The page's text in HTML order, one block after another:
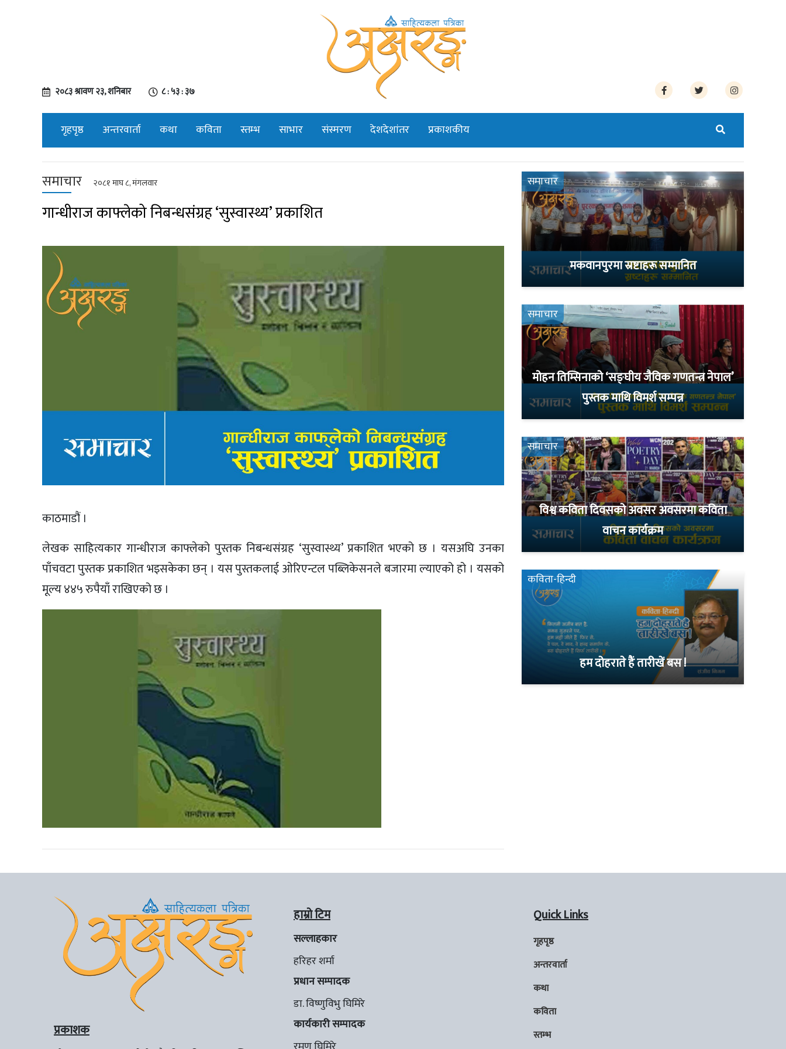
२०८३ श्रावण २३, शनिबार ८ : ५३ : ३७
गृहपृष्ठ अन्तरवार्ता कथा कविता स्तम्भ साभार संस्मरण देशदेशांतर प्रकाशकीय
समाचार २०८१ माघ ८, मंगलवार
गान्धीराज काफ्लेको निबन्धसंग्रह ‘सुस्वास्थ्य’ प्रकाशित
काठमाडौं ।
लेखक साहित्यकार गान्धीराज काफ्लेको पुस्तक निबन्धसंग्रह ‘सुस्वास्थ्य’ प्रकाशित भएको छ । यसअघि उनका
पाँचवटा पुस्तक प्रकाशित भइसकेका छन् । यस पुस्तकलाई ओरिएन्टल पब्लिकेसनले बजारमा ल्याएको हो । यसको
मूल्य ४४५ रुपैयाँ राखिएको छ ।
समाचार
मकवानपुरमा स्रष्टाहरू सम्मानित
समाचार
मोहन तिम्सिनाको ‘सङ्घीय जैविक गणतन्त्र नेपाल’
पुस्तक माथि विमर्श सम्पन्न
समाचार
विश्व कविता दिवसको अवसर अवसरमा कविता
वाचन कार्यक्रम
कविता-हिन्दी
हम दोहराते हैं तारीखें बस !
प्रकाशक
हाम्रो टिम
सल्लाहकार
हरिहर शर्मा
प्रधान सम्पादक
डा. विष्णुविभु घिमिरे
कार्यकारी सम्पादक
Quick Links
गृहपृष्ठ
अन्तरवार्ता
कथा
कविता
स्तम्भ